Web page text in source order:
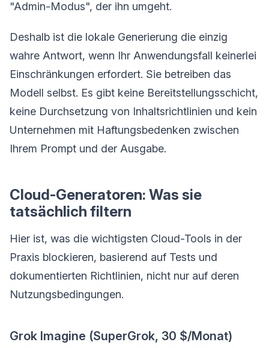
"Admin-Modus", der ihn umgeht.
Deshalb ist die lokale Generierung die einzig
wahre Antwort, wenn Ihr Anwendungsfall keinerlei
Einschränkungen erfordert. Sie betreiben das
Modell selbst. Es gibt keine Bereitstellungsschicht,
keine Durchsetzung von Inhaltsrichtlinien und kein
Unternehmen mit Haftungsbedenken zwischen
Ihrem Prompt und der Ausgabe.
Cloud-Generatoren: Was sie
tatsächlich filtern
Hier ist, was die wichtigsten Cloud-Tools in der
Praxis blockieren, basierend auf Tests und
dokumentierten Richtlinien, nicht nur auf deren
Nutzungsbedingungen.
Grok Imagine (SuperGrok, 30 $/Monat)